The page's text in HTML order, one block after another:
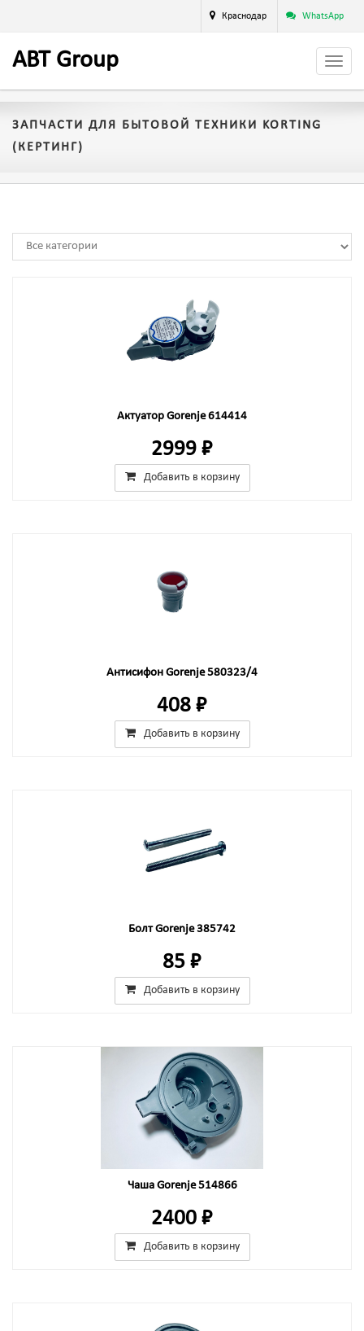
Краснодар WhatsApp
ABT Group
ЗАПЧАСТИ ДЛЯ БЫТОВОЙ ТЕХНИКИ KORTING
(КЕРТИНГ)
Актуатор Gorenje 614414
2999 ₽
Добавить в корзину
Антисифон Gorenje 580323/4
408 ₽
Добавить в корзину
Болт Gorenje 385742
85 ₽
Добавить в корзину
Чаша Gorenje 514866
2400 ₽
Добавить в корзину